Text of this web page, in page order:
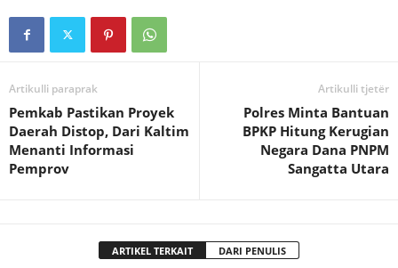
Artikulli paraprak
Pemkab Pastikan Proyek
Daerah Distop, Dari Kaltim
Menanti Informasi
Pemprov
Artikulli tjetër
Polres Minta Bantuan
BPKP Hitung Kerugian
Negara Dana PNPM
Sangatta Utara
ARTIKEL TERKAIT DARI PENULIS